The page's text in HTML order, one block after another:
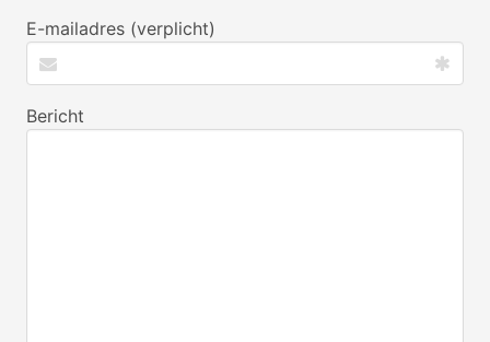
E-mailadres (verplicht)
Bericht